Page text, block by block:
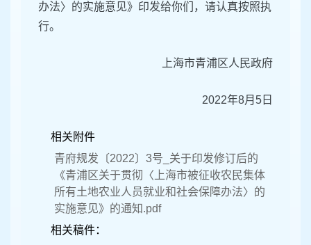
办法〉的实施意见》印发给你们，请认真按照执
行。
上海市青浦区人民政府
2022年8月5日
相关附件
青府规发〔2022〕3号_关于印发修订后的
《青浦区关于贯彻〈上海市被征收农民集体
所有土地农业人员就业和社会保障办法〉的
实施意见》的通知.pdf
相关稿件：